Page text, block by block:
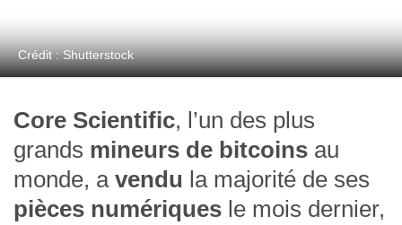
Crédit : Shutterstock
Core Scientific, l’un des plus
grands mineurs de bitcoins au
monde, a vendu la majorité de ses
pièces numériques le mois dernier,